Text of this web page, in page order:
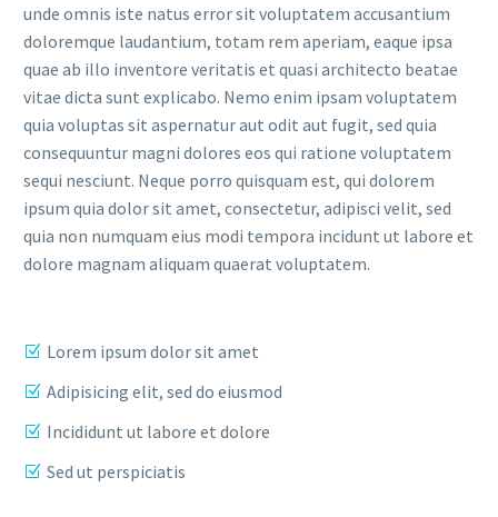
unde omnis iste natus error sit voluptatem accusantium
doloremque laudantium, totam rem aperiam, eaque ipsa
quae ab illo inventore veritatis et quasi architecto beatae
vitae dicta sunt explicabo. Nemo enim ipsam voluptatem
quia voluptas sit aspernatur aut odit aut fugit, sed quia
consequuntur magni dolores eos qui ratione voluptatem
sequi nesciunt. Neque porro quisquam est, qui dolorem
ipsum quia dolor sit amet, consectetur, adipisci velit, sed
quia non numquam eius modi tempora incidunt ut labore et
dolore magnam aliquam quaerat voluptatem.
Lorem ipsum dolor sit amet
Adipisicing elit, sed do eiusmod
Incididunt ut labore et dolore
Sed ut perspiciatis